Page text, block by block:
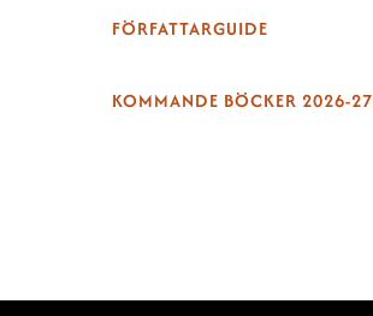
FÖRFATTARGUIDE
KOMMANDE BÖCKER 2026-27